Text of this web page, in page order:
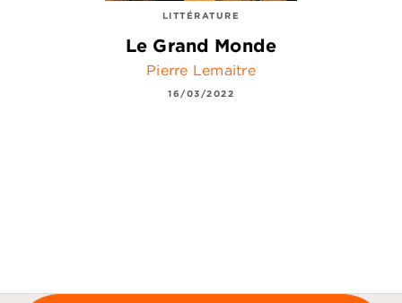
LITTÉRATURE
Le Grand Monde
Pierre Lemaitre
16/03/2022